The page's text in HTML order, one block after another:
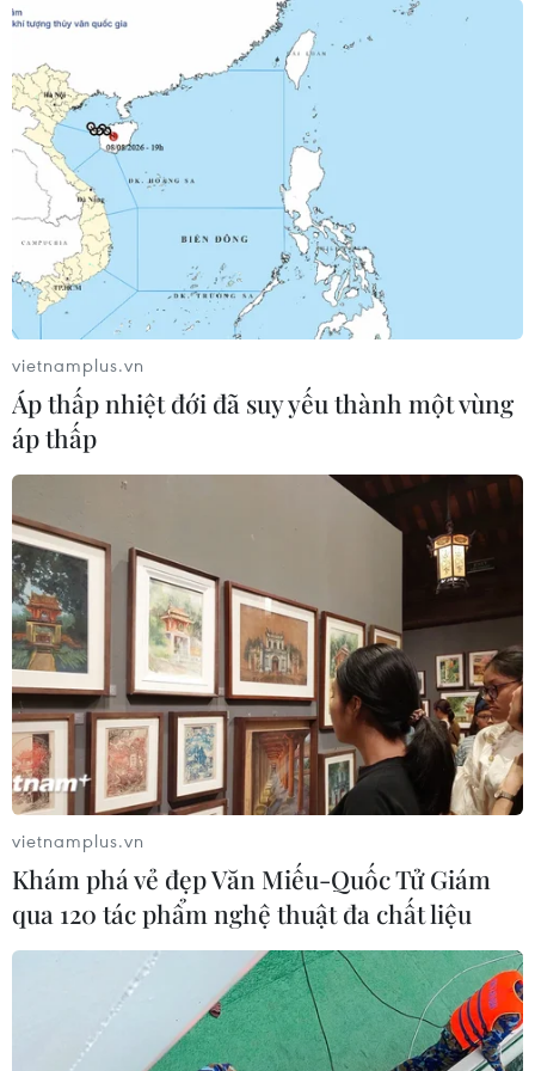
lớp học chữ dân tộc Thái do Chi cục Kiểm lâm,
Sở Giáo dục và Đào tạo Thanh Hóa và Trường
Đại học Hồng Đức phối hợp tổ chức.
Anh cho biết là cán bộ kiểm lâm công tác trên
địa bàn các huyện miền núi Thanh Hóa nơi có
đông đồng bào dân tộc Thái sinh sống, việc học
tiếng Thái giúp anh có thêm cơ hội để hiểu hơn
về văn hóa, phong tục, tập quán của bà con dân
tộc.
Từ đó, các cán bộ Kiểm lâm có những cách
tuyên truyền, phổ biến pháp luật quản lý bảo vệ
rừng hiệu quả hơn, đồng thời giúp bà con yên
tâm bảo vệ, phát triển rừng và sống được bằng
nghề rừng.
Với những thành tích trong công tác và bảo tồn,
phát huy bản sắc văn hóa các dân tộc, năm
2015, ông Hà Nam Ninh vinh dự được Chủ tịch
nước phong tặng danh hiệu nghệ nhân ưu tú -
loại hình tiếng nói, chữ viết tỉnh Thanh Hóa./.
(TTXVN/Vietnam+)
vietnamplus.vn
Áp thấp nhiệt đới đã suy yếu thành một vùng
áp thấp
vietnamplus.vn
Khám phá vẻ đẹp Văn Miếu-Quốc Tử Giám
qua 120 tác phẩm nghệ thuật đa chất liệu